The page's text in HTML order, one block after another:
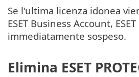
Se l'ultima licenza idonea
ESET Business Account,
immediatamente sospeso.
Elimina ESET